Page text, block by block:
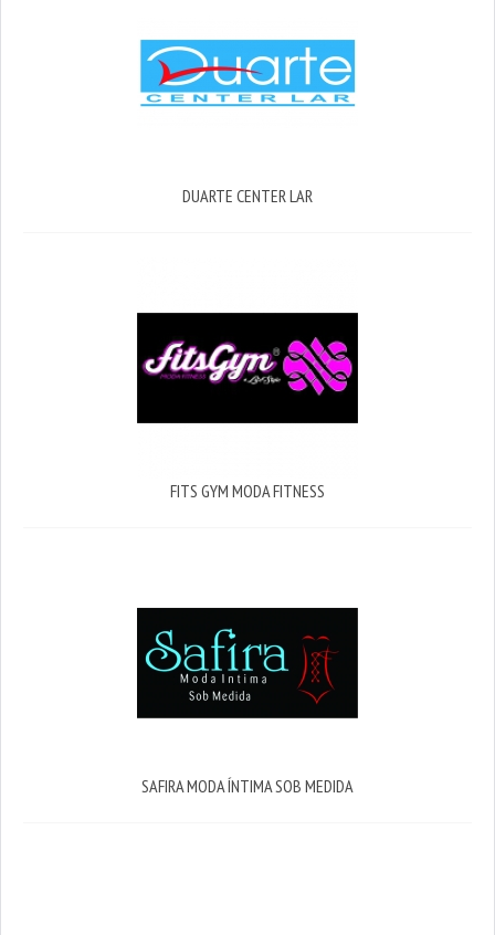
DUARTE CENTER LAR
FITS GYM MODA FITNESS
SAFIRA MODA ÍNTIMA SOB MEDIDA